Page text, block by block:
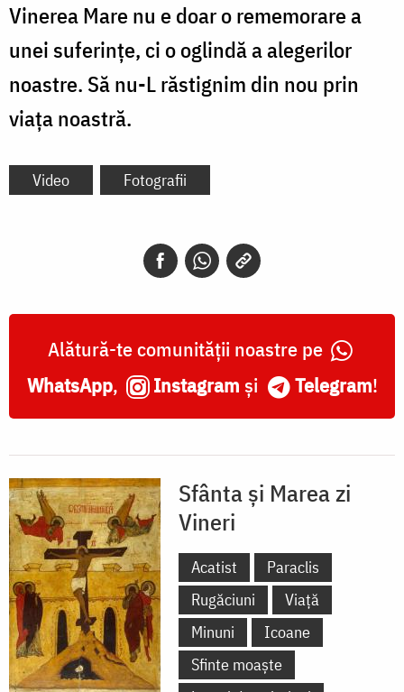
Vinerea Mare nu e doar o rememorare a
unei suferințe, ci o oglindă a alegerilor
noastre. Să nu-L răstignim din nou prin
viața noastră.
Video Fotografii
Alătură-te comunității noastre pe
WhatsApp, Instagram și Telegram!
Sfânta și Marea zi
Vineri
Acatist
Paraclis
Rugăciuni
Viață
Minuni
Icoane
Sfinte moaște